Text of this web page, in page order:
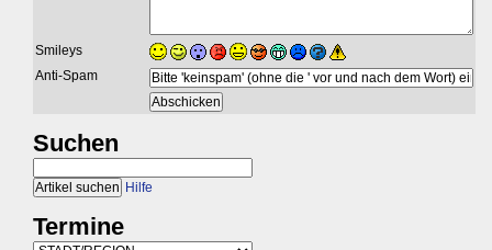
Smileys
Anti-Spam
Suchen
Hilfe
Termine